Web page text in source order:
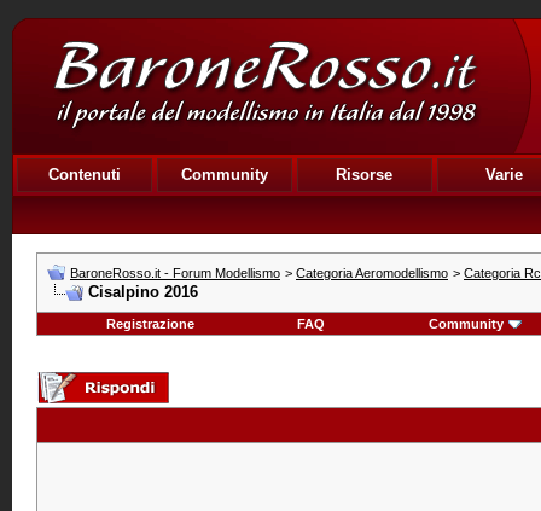
Contenuti Community Risorse Varie
BaroneRosso.it - Forum Modellismo > Categoria Aeromodellismo > Categoria
Cisalpino 2016
Registrazione FAQ Community